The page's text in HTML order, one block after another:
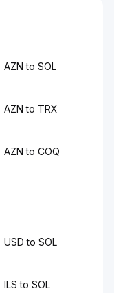
AZN to SOL
AZN to TRX
AZN to COQ
USD to SOL
ILS to SOL